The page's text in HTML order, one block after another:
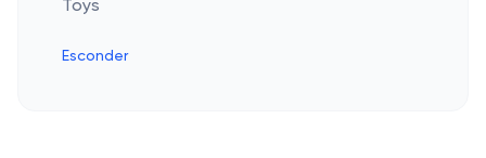
Esconder